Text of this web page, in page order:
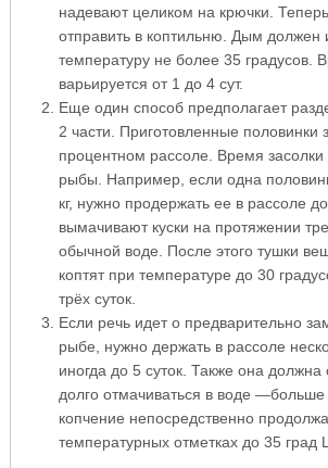
надевают целиком на крючки.
отправить в коптильню. Дым должен
температуру не более 35 градусов.
варьируется от 1 до 4 сут.
Еще один способ предполагает
2 части. Приготовленные половинки
процентном рассоле. Время засолки
рыбы. Например, если одна
кг, нужно продержать ее в рассоле
вымачивают куски на протяжении
обычной воде. После этого тушки
коптят при температуре до 30
трёх суток.
Если речь идет о предварительно
рыбе, нужно держать в рассоле
иногда до 5 суток. Также она должна
долго отмачиваться в воде
копчение непосредственно
температурных отметках до 35 град